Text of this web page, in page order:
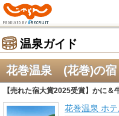
温泉ガイド
花巻温泉 (花巻)の宿
【売れた宿大賞2025受賞】かに
花巻温泉 ホテ